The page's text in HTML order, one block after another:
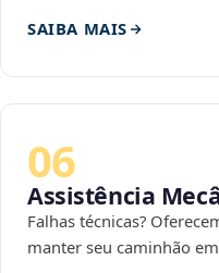
SAIBA MAIS
06
Assistência
Falhas técnicas?
manter seu caminhão